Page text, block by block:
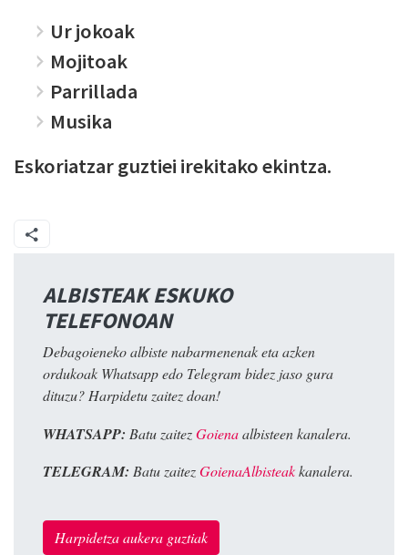
Ur jokoak
Mojitoak
Parrillada
Musika
Eskoriatzar guztiei irekitako ekintza.
ALBISTEAK ESKUKO
TELEFONOAN
Debagoieneko albiste nabarmenenak eta azken
ordukoak Whatsapp edo Telegram bidez jaso gura
dituzu? Harpidetu zaitez doan!
WHATSAPP: Batu zaitezGoienaalbisteen kanalera.
TELEGRAM: Batu zaitezGoienaAlbisteakkanalera.
Harpidetza aukera guztiak